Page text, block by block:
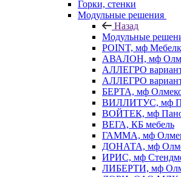
Горки, стенки
Модульные решения
Назад
Модульные
POINT, мф
АВАЛОН, мф
АЛЛЕГРО
АЛЛЕГРО
БЕРТА, мф
ВИЛЛИТУС, мф
ВОЙТЕК, мф
ВЕГА, КБ мебель
ГАММА, мф
ДОНАТА, мф
ИРИС, мф
ЛИБЕРТИ, мф